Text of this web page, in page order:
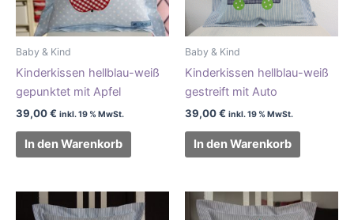
Baby & Kind
Kinderkissen hellblau-weiß
gepunktet mit Apfel
39,00€ inkl. 19 % MwSt.
In den Warenkorb
Baby & Kind
Kinderkissen hellblau-weiß
gestreift mit Auto
39,00€ inkl. 19 % MwSt.
In den Warenkorb